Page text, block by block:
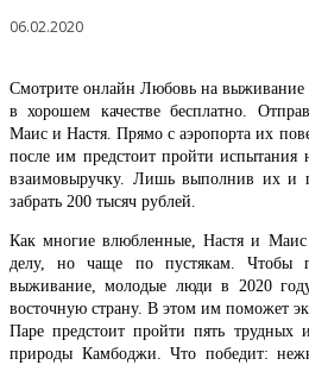
06.02.2020
Смотрите онлайн Любовь на выживание
в хорошем качестве бесплатно.
Маис и Настя. Прямо с аэропорта их
после им предстоит пройти испытания
взаимовыручку. Лишь выполнив их и
забрать 200 тысяч рублей.
Как многие влюбленные, Настя и Маис
делу, но чаще по пустякам. Чтобы
выживание, молодые люди в 2020 году
восточную страну. В этом им поможет
Паре предстоит пройти пять трудных
природы Камбоджи. Что победит: